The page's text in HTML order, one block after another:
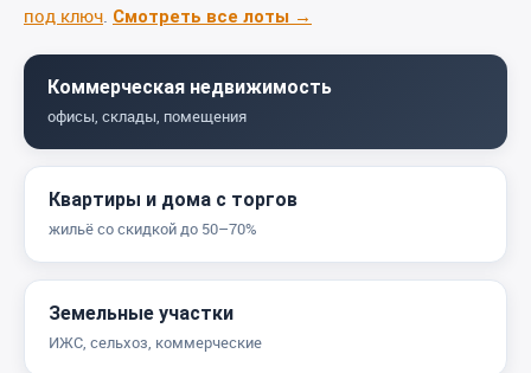
под ключ Смотреть все лоты →
Коммерческая недвижимость
офисы, склады, помещения
Квартиры и дома с торгов
жильё со скидкой до 50–70%
Земельные участки
ИЖС, сельхоз, коммерческие